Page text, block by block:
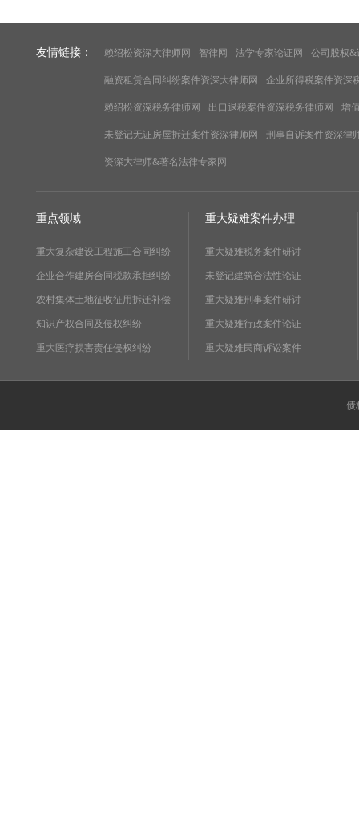
友情链接： 赖绍松资深大律师网 智律网 法学专家论证网 公司股权&
融资租赁合同纠纷案件资深大律师网 企业所得税案件资深
赖绍松资深税务律师网 出口退税案件资深税务律师网 增
未登记无证房屋拆迁案件资深律师网 刑事自诉案件资深律
资深大律师&著名法律专家网
重点领域
重大复杂建设工程施工合同纠纷
企业合作建房合同税款承担纠纷
农村集体土地征收征用拆迁补偿
知识产权合同及侵权纠纷
重大医疗损害责任侵权纠纷
重大疑难案件办理
重大疑难税务案件研讨
未登记建筑合法性论证
重大疑难刑事案件研讨
重大疑难行政案件论证
重大疑难民商诉讼案件
债